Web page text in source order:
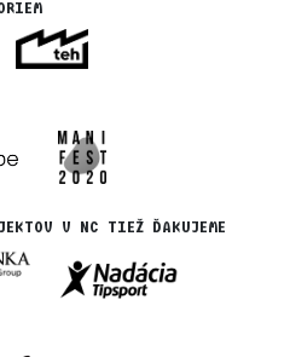
V NC TIEŽ ĎAKUJEME